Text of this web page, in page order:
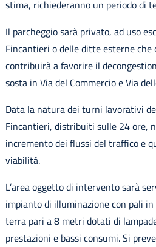
stima, richiederanno un periodo di
Il parcheggio sarà privato, ad uso
Fincantieri o delle ditte esterne che
contribuirà a favorire il
sosta in Via del Commercio e Via
Data la natura dei turni lavorativi
Fincantieri, distribuiti sulle 24 ore,
incremento dei flussi del traffico e
viabilità.
L’area oggetto di intervento sarà
impianto di illuminazione con pali
terra pari a 8 metri dotati di
prestazioni e bassi consumi. Si